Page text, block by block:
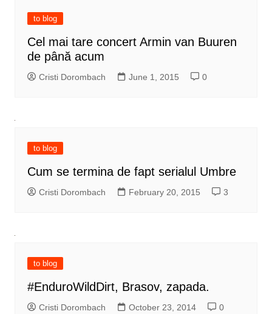
to blog
Cel mai tare concert Armin van Buuren
de până acum
Cristi Dorombach June 1, 2015 0
to blog
Cum se termina de fapt serialul Umbre
Cristi Dorombach February 20, 2015 3
to blog
#EnduroWildDirt, Brasov, zapada.
Cristi Dorombach October 23, 2014 0